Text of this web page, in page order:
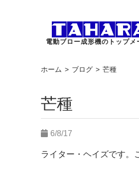
電動ブロー成形機のトップメ
ホーム ブログ 芒種
芒種
6/8/17
ライター・ヘイズです。